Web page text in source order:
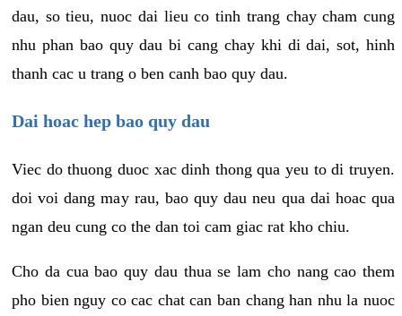
dau, so tieu, nuoc dai lieu co tinh trang chay cham cung
nhu phan bao quy dau bi cang chay khi di dai, sot, hinh
thanh cac u trang o ben canh bao quy dau.
Dai hoac hep bao quy dau
Viec do thuong duoc xac dinh thong qua yeu to di truyen.
doi voi dang may rau, bao quy dau neu qua dai hoac qua
ngan deu cung co the dan toi cam giac rat kho chiu.
Cho da cua bao quy dau thua se lam cho nang cao them
pho bien nguy co cac chat can ban chang han nhu la nuoc